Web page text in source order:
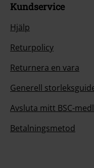
Kundservice
Hjälp
Returpolicy
Returnera en vara
Generell
Avsluta mitt BSC-
Betalningsmetod